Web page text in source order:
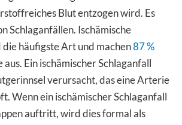
Blut entzogen wird. Es
Schlaganfällen. Ischämische
die häufigste Art und machen87 %
Ein ischämischer Schlaganfall
verursacht, das eine Arterie
Wenn ein ischämischer Schlaganfall
auftritt, wird dies formal als